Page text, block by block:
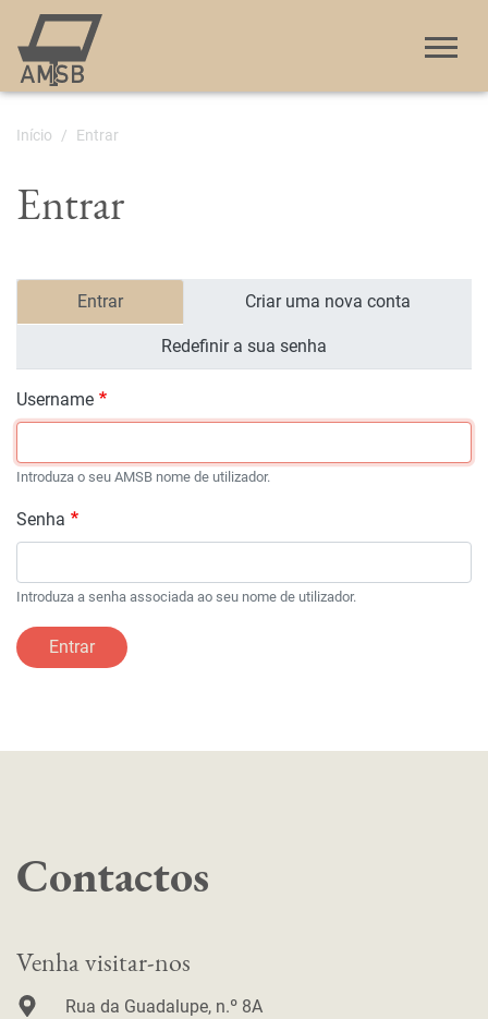
conteúdo
Início Entrar
Entrar
Separadores
Entrar Criar uma nova conta
Redefinir a sua senha
Username
Introduza o seu AMSB nome de utilizador.
Senha
Introduza a senha associada ao seu nome de utilizador.
Entrar
Contactos
Venha visitar-nos
Rua da Guadalupe, n.º 8A